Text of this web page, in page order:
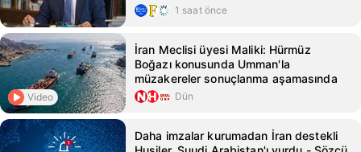
1 saat önce
Video
İran Meclisi üyesi Maliki: Hürmüz
Boğazı konusunda Umman'la
müzakereler sonuçlanma aşamasında
Dün
Daha imzalar kurumadan İran destekli